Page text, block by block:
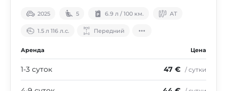
2025 5 6.9 л / 100 км. АТ
1.5 л 116 л.с. Передний
Аренда Цена
1-3 суток 47 € / сутки